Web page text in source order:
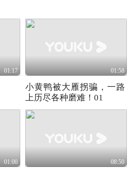
01:17 01:58
小黄鸭被大雁拐骗，一路
上历尽各种磨难！01
01:00 08:50